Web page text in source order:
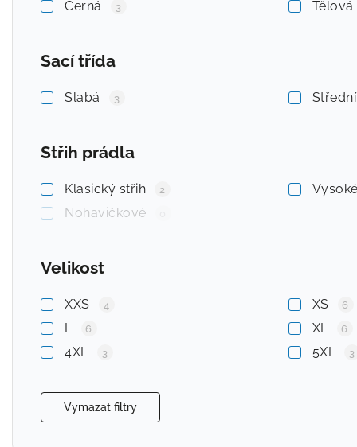
Černá 3 Tělová
Sací třída
Slabá 3
Střih prádla
Klasický střih 2
Nohavičkové
Velikost
XXS 4 XS 6
L 6 XL 6
4XL 3 5XL 3
Vymazat filtry